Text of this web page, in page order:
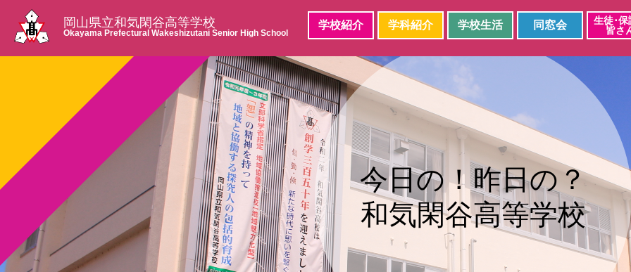
岡山県立和気閑谷高等学校
Okayama Prefectural Wakeshizutani Senior High School
学校紹介 学科紹介 学校生活 同窓会
生徒･保
皆さ
今日の！昨日の？
和気閑谷高等学校